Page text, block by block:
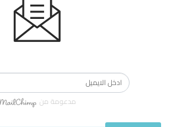
مدعومة من